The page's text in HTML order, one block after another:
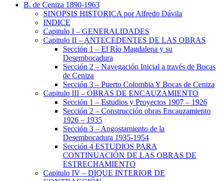
B. de Ceniza 1890-1963
SINOPSIS HISTORICA por Alfredo Dávila
INDICE
Capitulo I – GENERALIDADES
Capitulo II – ANTECEDENTES DE LAS OBRAS
Sección 1 – El Río Magdalena y su
Desembocadura
Sección 2 – Navegación Inicial a través de Bocas
de Ceniza
Sección 3 – Puerto Colombia Y Bocas de Ceniza
Capitulo III – OBRAS DE ENCAUZAMIENTO
Sección 1 – Estudios y Proyectos 1907 – 1926
Sección 2 – Construcción obras Encauzamiento
1926 – 1935
Sección 3 – Angostamiento de la
Desembocadura 1935-1954
Sección 4 ESTUDIOS PARA
CONTINUACIÓN DE LAS OBRAS DE
ESTRECHAMIENTO
Capitulo IV – DIQUE INTERIOR DE